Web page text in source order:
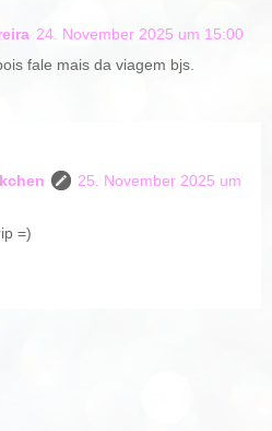
24. November 2025 um 15:00
fale mais da viagem bjs.
25. November 2025 um
=)